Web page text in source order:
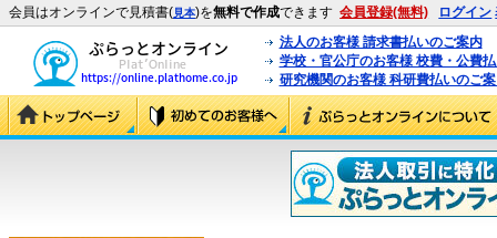
会員はオンラインで見積書(見本)を無料で作成できます 会員登録(無料) ログイン
法人のお客様 請求書払いのご案内
学校・官公庁のお客様 校費・公費
研究機関のお客様 科研費払いのご